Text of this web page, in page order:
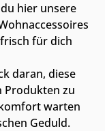
hier unsere
für dich
daran, diese
Produkten zu
warten
Geduld.